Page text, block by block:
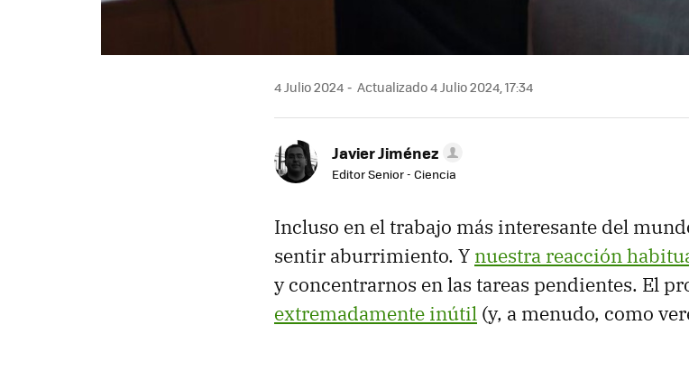
4 Julio 2024 Actualizado 4 Julio 2024, 17:34
Javier Jiménez
Editor Senior - Ciencia
Incluso en el trabajo más interesante del
sentir aburrimiento. Y nuestra reacción
y concentrarnos en las tareas pendientes. El
extremadamente inútil (y, a menudo, como